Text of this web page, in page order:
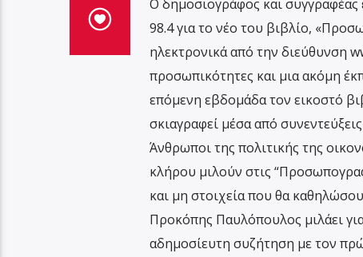
Ο δημοσιογράφος και
98.4 για το νέο του βιβλίο,
ηλεκτρονικά από την διεύθυνση
προσωπικότητες και μια ακόμη
επόμενη εβδομάδα τον εικοστό
σκιαγραφεί μέσα από
Άνθρωποι της πολιτικής της
κλήρου μιλούν στις
και μη στοιχεία που θα
Προκόπης Παυλόπουλος μιλάει
αδημοσίευτη συζήτηση με τον